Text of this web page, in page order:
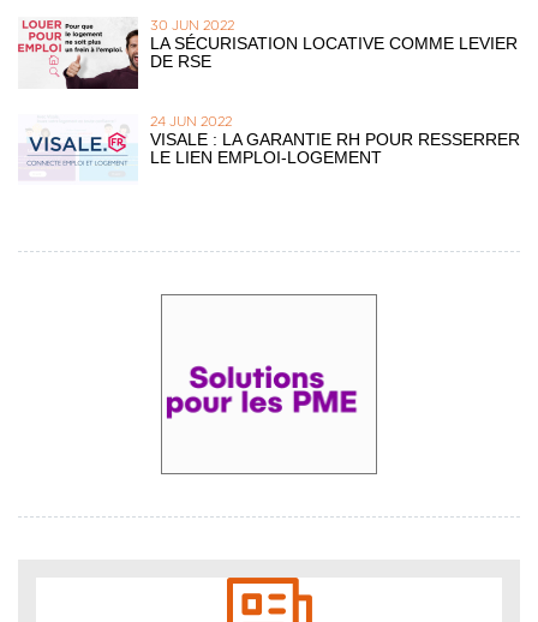
30 JUN 2022
LA SÉCURISATION LOCATIVE COMME LEVIER
DE RSE
24 JUN 2022
VISALE : LA GARANTIE RH POUR RESSERRER
LE LIEN EMPLOI-LOGEMENT